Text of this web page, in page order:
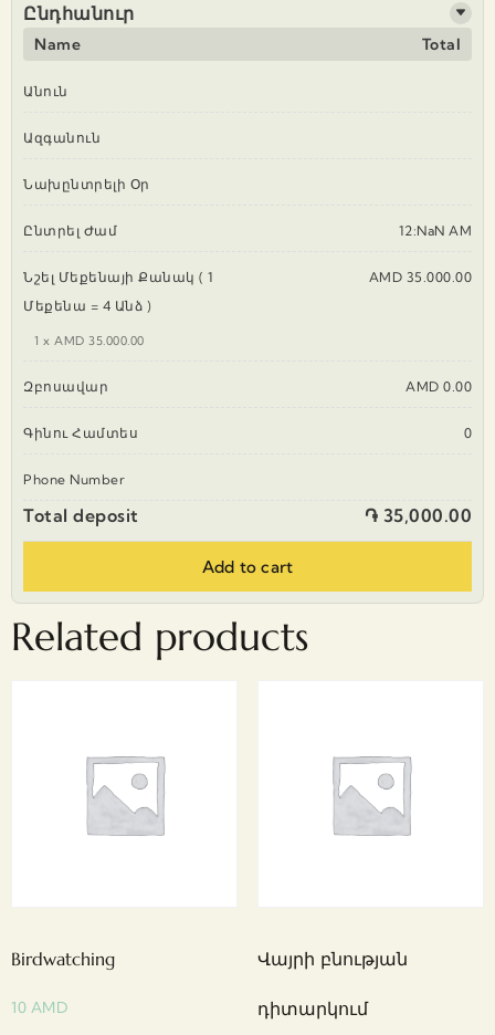
Ընդհանուր
Name Total
Անուն
Ազգանուն
Նախընտրելի Օր
Ընտրել Ժամ 12:NaN AM
Նշել Մեքենայի Քանակ ( 1
Մեքենա = 4 Անձ )
1 x AMD 35.000.00
AMD 35.000.00
Զբոսավար AMD 0.00
Գինու Համտես 0
Phone Number
Total deposit ֏ 35,000.00
Add to cart
Related products
Birdwatching
10 AMD
Վայրի բնության
դիտարկում